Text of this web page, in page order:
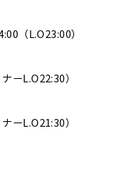
（L.O23:00）
ーL.O22:30）
ーL.O21:30）